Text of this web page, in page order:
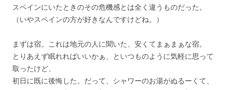
スペインにいたときのその危機感とは全く違うものだった。
（いやスペインの方が好きなんですけどね。）
まずは宿。これは地元の人に聞いた、安くてまぁまぁな宿。
とりあえず眠れればいいかぁ、といつものように気軽に思って
取ったけど、
初日に既に後悔した。だって、シャワーのお湯がぬるーくて、